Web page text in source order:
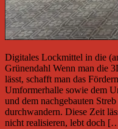
Digitales Lockmittel in die
Grünendahl Wenn man die
lässt, schafft man das
Umformerhalle sowie dem
und dem nachgebauten
durchwandern. Diese Zeit
nicht realisieren, lebt doch